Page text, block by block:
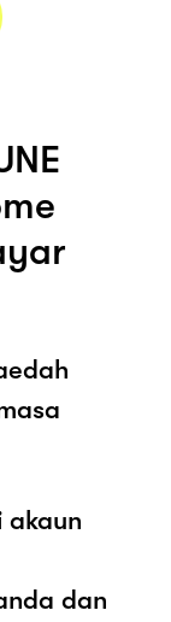
akaun
dan